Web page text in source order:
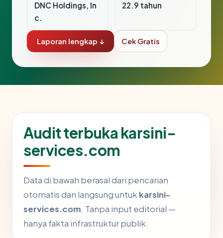
DNC Holdings, In
c.
22.9 tahun
Laporan lengkap ↓ Cek Gratis
Audit terbuka karsini-
services.com
Data di bawah berasal dari pencarian
otomatis dan langsung untukkarsini-
services.com. Tanpa input editorial —
hanya fakta infrastruktur publik.